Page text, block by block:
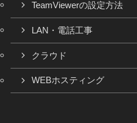
TeamViewerの設定方法
LAN・電話工事
クラウド
WEBホスティング